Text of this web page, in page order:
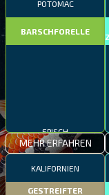
POTOMAC
BARSCHFORELLE
MEHR ERFAHREN
KALIFORNIEN
GESTREIFTER